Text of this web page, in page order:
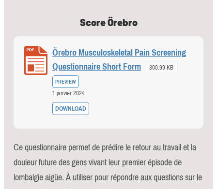
Score Örebro
Örebro Musculoskeletal Pain Screening
Questionnaire Short Form
300.99 KB
PREVIEW
1 janvier 2024
DOWNLOAD
Ce questionnaire permet de prédire le retour au travail et la
douleur future des gens vivant leur premier épisode de
lombalgie aigüe. À utiliser pour répondre aux questions sur le